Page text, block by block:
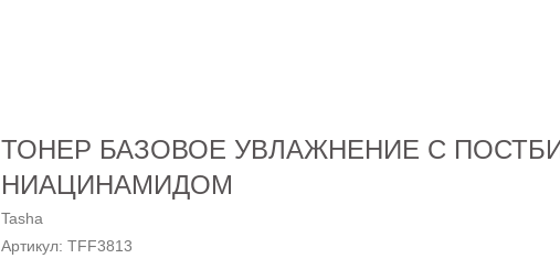
ТОНЕР БАЗОВОЕ УВЛАЖНЕНИЕ С
НИАЦИНАМИДОМ
Tasha
Артикул: TFF3813